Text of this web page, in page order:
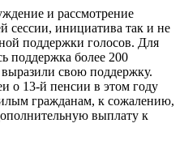
и рассмотрение
сессии, инициатива так и не
поддержки голосов. Для
поддержка более 200
свою поддержку.
о 13-й пенсии в этом году
гражданам, к сожалению,
выплату к